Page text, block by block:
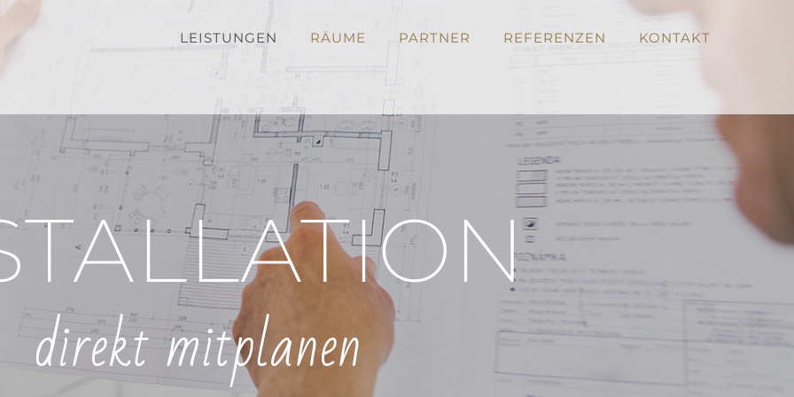
LEISTUNGEN RÄUME PARTNER REFERENZEN KONTAKT
direkt mitplanen